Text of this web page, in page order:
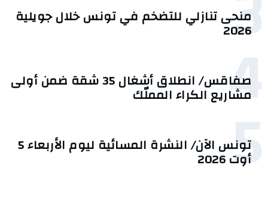
منحى تنازلي ‎للتضخم في تونس خلال جويلية
2026‎
4 صفاقس/ انطلاق أشغال 35 شقة ضمن أولى
مشاريع الكراء المملّك
5 تونس الآن/ النشرة المسائية ليوم الأربعاء 5
أوت 2026